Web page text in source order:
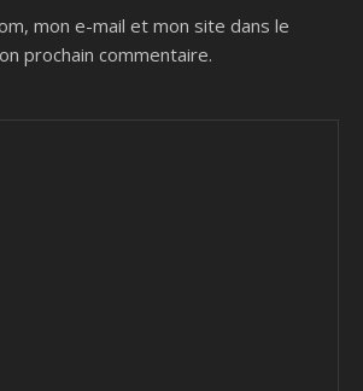
mon e-mail et mon site dans le
prochain commentaire.